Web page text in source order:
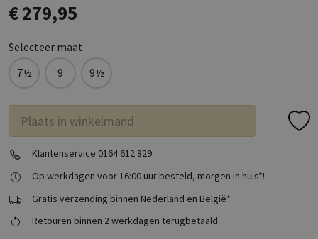
€ 279,95
Selecteer maat
7½
9 9½
Plaats in winkelmand
Klantenservice 0164 612 829
Op werkdagen voor 16:00 uur besteld, morgen in huis*!
Gratis verzending binnen Nederland en België*
Retouren binnen 2 werkdagen terugbetaald